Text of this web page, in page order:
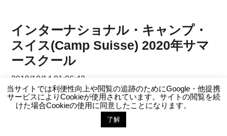
インターナショナル・キャンプ・
スイス(Camp Suisse) 2020年サマ
ースクール
2019/10/14 01:06:43
*新着情報 キャンプスイス・キャンプ専門校（サマースクール）
当サイトでは利便性向上や閲覧の追跡のためにGoogle・他提携
サービスによりCookieが使用されています。サイトの閲覧を続
けた場合Cookieの使用に同意したことになります。
了解